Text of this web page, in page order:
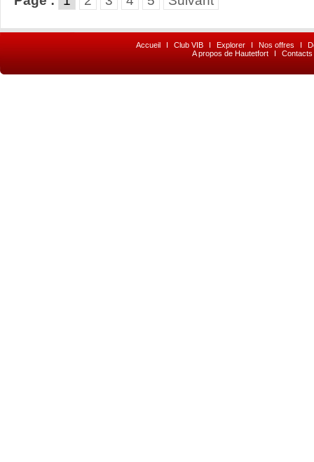
Accueil I Club VIB I Explorer I Nos offres I
A propos de Hautetfort
I Contacts